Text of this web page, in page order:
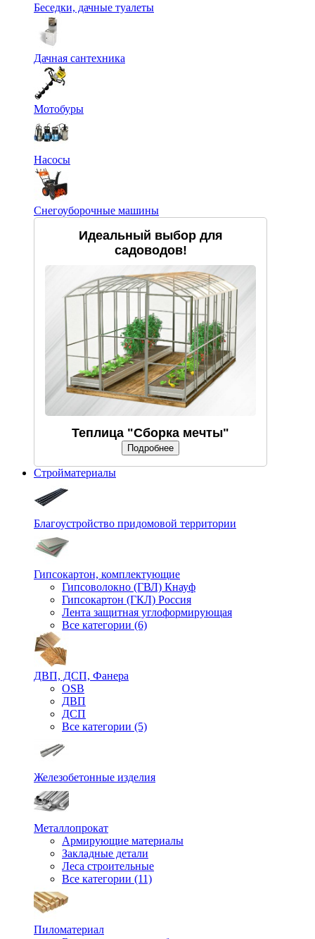
Беседки, дачные туалеты
Дачная сантехника
Мотобуры
Насосы
Снегоуборочные машины
Идеальный выбор для
садоводов!
Теплица "Сборка мечты"
Подробнее
Стройматериалы
Благоустройство придомовой территории
Гипсокартон, комплектующие
Гипсоволокно (ГВЛ) Кнауф
Гипсокартон (ГКЛ) Россия
Лента защитная углоформирующая
Все категории (6)
ДВП, ДСП, Фанера
OSB
ДВП
ДСП
Все категории (5)
Железобетонные изделия
Металлопрокат
Армирующие материалы
Закладные детали
Леса строительные
Все категории (11)
Пиломатериал